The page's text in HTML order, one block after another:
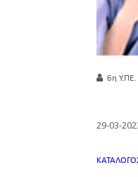
6η Υ.ΠΕ.
29-03-